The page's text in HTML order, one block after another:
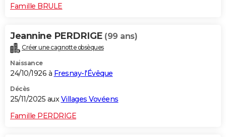
Famille BRULE
Jeannine PERDRIGE (99 ans)
Créer une cagnotte obsèques
Naissance
24/10/1926 à Fresnay-l'Évêque
Décès
25/11/2025 auxVillages Vovéens
Famille PERDRIGE